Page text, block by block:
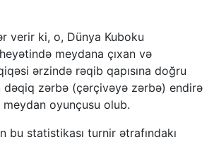
verir ki, o, Dünya Kuboku
meydana çıxan və
ərzində rəqib qapısına doğru
dəqiq zərbə (çərçivəyə zərbə) endirə
meydan oyunçusu olub.
bu statistikası turnir ətrafındakı